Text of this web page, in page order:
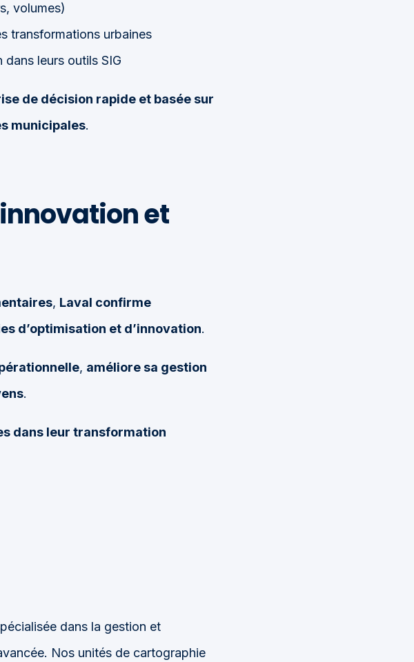
volumes)
transformations urbaines
leurs outils SIG
de décision rapide et basée sur
municipales.
et
, Laval confirme
d’optimisation et d’innovation.
, améliore sa gestion
.
dans leur transformation
dans la gestion et
Nos unités de cartographie